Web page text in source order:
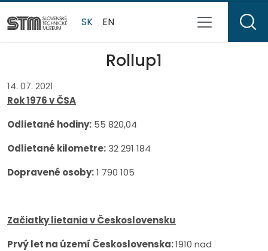
SK EN
Rollup1
14. 07. 2021
Rok 1976 v ČSA
Odlietané hodiny: 55 820,04
Odlietané kilometre:32 291 184
Dopravené osoby:1 790 105
Začiatky lietania v Československu
Prvý let na území Československa:1910 nad